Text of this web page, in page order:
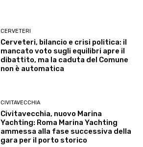
CERVETERI
Cerveteri, bilancio e crisi politica: il
mancato voto sugli equilibri apre il
dibattito, ma la caduta del Comune
non è automatica
CIVITAVECCHIA
Civitavecchia, nuovo Marina
Yachting: Roma Marina Yachting
ammessa alla fase successiva della
gara per il porto storico